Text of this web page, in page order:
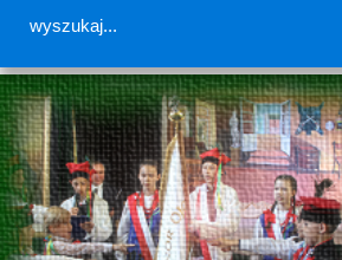
Panel dostosowania ułatwień dostępu